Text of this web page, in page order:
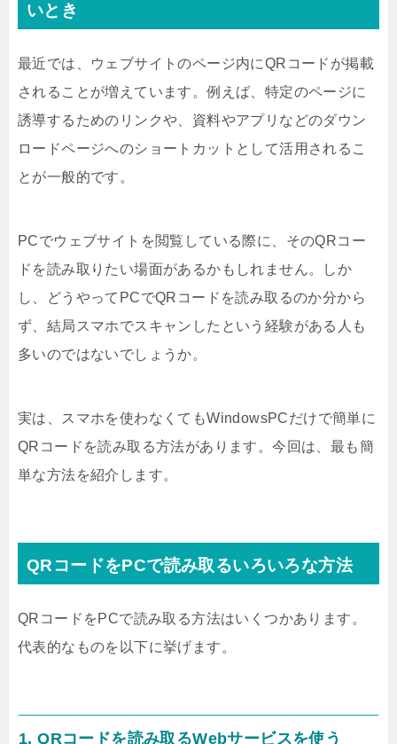
いとき
最近では、ウェブサイトのページ内にQRコードが掲載
されることが増えています。例えば、特定のページに
誘導するためのリンクや、資料やアプリなどのダウン
ロードページへのショートカットとして活用されるこ
とが一般的です。
PCでウェブサイトを閲覧している際に、そのQRコー
ドを読み取りたい場面があるかもしれません。しか
し、どうやってPCでQRコードを読み取るのか分から
ず、結局スマホでスキャンしたという経験がある人も
多いのではないでしょうか。
実は、スマホを使わなくてもWindowsPCだけで簡単に
QRコードを読み取る方法があります。今回は、最も簡
単な方法を紹介します。
QRコードをPCで読み取るいろいろな方法
QRコードをPCで読み取る方法はいくつかあります。
代表的なものを以下に挙げます。
1. QRコードを読み取るWebサービスを使う